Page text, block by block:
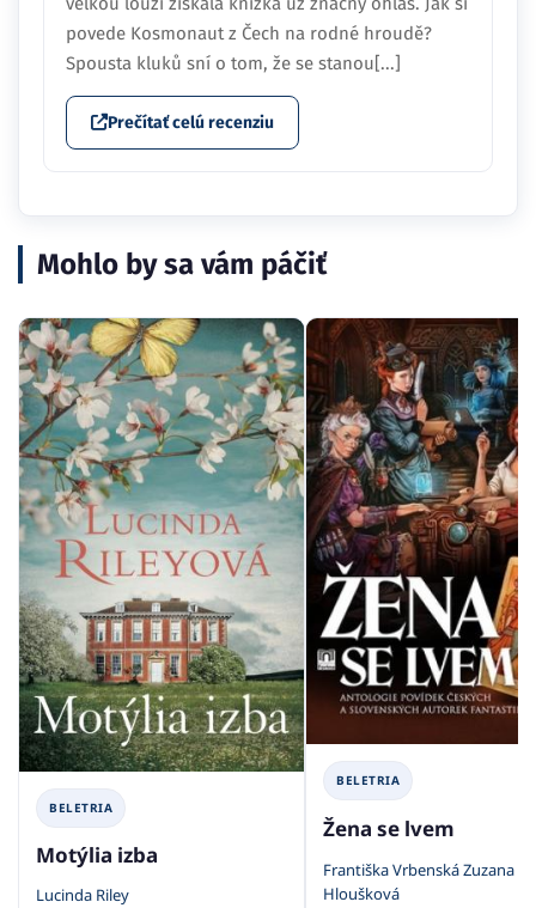
povede Kosmonaut z Čech na rodné hroudě?
Spousta kluků sní o tom, že se stanou[...]
Prečítať celú recenziu
Mohlo by sa vám páčiť
BELETRIA
Motýlia izba
Lucinda Riley
BELETRIA
Žena se lvem
Františka Vrbenská Zuzana
Hloušková